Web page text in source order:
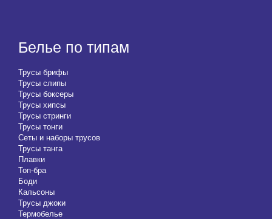
Белье по типам
Трусы брифы
Трусы слипы
Трусы боксеры
Трусы хипсы
Трусы стринги
Трусы тонги
Сеты и наборы трусов
Трусы танга
Плавки
Топ-бра
Боди
Кальсоны
Трусы джоки
Термобелье